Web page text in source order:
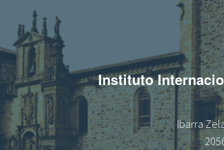
Instituto
Ibarra